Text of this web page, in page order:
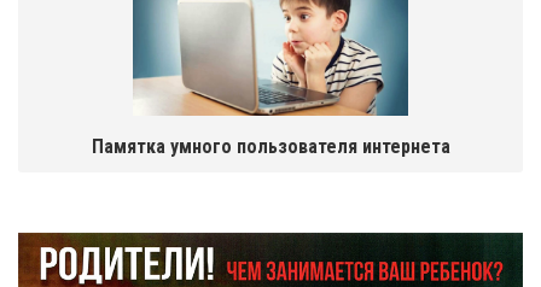
Памятка умного пользователя интернета